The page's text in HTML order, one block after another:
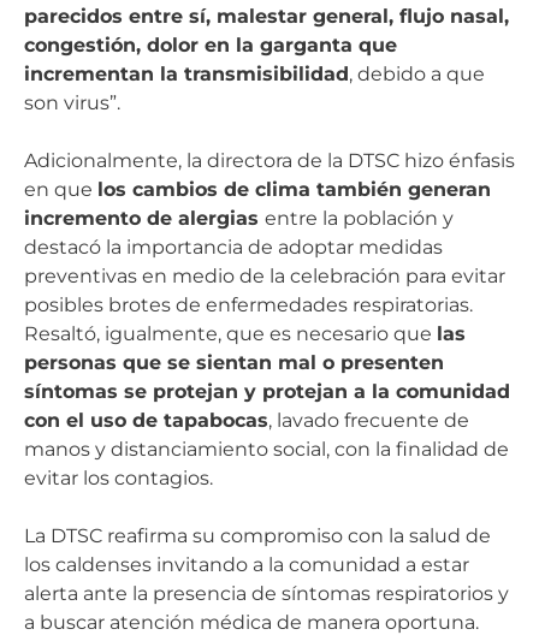
parecidos entre sí, malestar general, flujo nasal,
congestión, dolor en la garganta que
incrementan la transmisibilidad, debido a que
son virus”.
Adicionalmente, la directora de la DTSC hizo énfasis
en que los cambios de clima también generan
incremento de alergias entre la población y
destacó la importancia de adoptar medidas
preventivas en medio de la celebración para evitar
posibles brotes de enfermedades respiratorias.
Resaltó, igualmente, que es necesario que las
personas que se sientan mal o presenten
síntomas se protejan y protejan a la comunidad
con el uso de tapabocas, lavado frecuente de
manos y distanciamiento social, con la finalidad de
evitar los contagios.
La DTSC reafirma su compromiso con la salud de
los caldenses invitando a la comunidad a estar
alerta ante la presencia de síntomas respiratorios y
a buscar atención médica de manera oportuna.